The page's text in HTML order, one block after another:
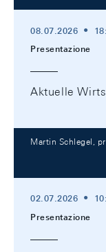
08.07.2026
Presentazione
Aktuelle
Martin Schlegel,
02.07.2026
Presentazione